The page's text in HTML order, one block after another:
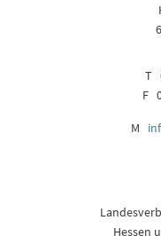
T
F
M
Hessen